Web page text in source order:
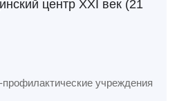
центр XXI век (21
учреждения